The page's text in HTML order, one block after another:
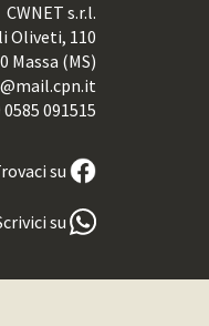
CWNET s.r.l.
Oliveti, 110
Massa (MS)
0585 091515
su
su